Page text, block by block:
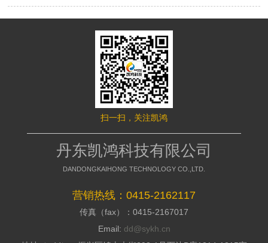
背后都是一个高额的订单，假如不能做
到询盘转化，那意味着网络推行是失败
的，所以要明白的了解搭站公司的策划
才干; 2、看搭站公司的美工规划才
干 美工的才干决议推行型网站留
给用户的形象，如今的消费者不缺少内
容，缺少的是视觉，如今市面上的网站
都是千人一面的，当访客户，发现一个
公司的形象，情不自禁的即是深化浏
览，招引用户，提高方针客户对公司的
好感; 3、看搭站公司的搭站才干
系，如今市面上很多的建站公司都是仿
制别人的，可以把外观做到相似，可是
后台系能却相差万里，很多的仿站的建
深专家们向大家介绍了移动端流量异常
的解决方案。 什么是移动端流量
异常? 移动端流量异常可以通过平
台两个渠道数据判断： 1、 站长平
台流量与关键词的工具 2、 移动适
配中的移动适配状态曲线图 这两
个地方如果出现流量突然间下降50%以
上，且持续性降低，四五天后流量没有
明显涨幅的。 移动端的排查流程
如果出现上述现象，建议大家按照
下面流程图进行排查 索引量下降
常见原因及解决方案
id=331 站点流量异常追查文档
http://zhanzhang.baidu.com/college/
id=221 纯移动站、代码适配，自
适应与跳转适配有些不同，所以根据站
扫一扫，关注凯鸿
丹东凯鸿科技有限公司
DANDONGKAIHONG TECHNOLOGY CO.,LTD.
营销热线：0415-2162117
传真（fax）：0415-2167017
Email: dd@sykh.cn